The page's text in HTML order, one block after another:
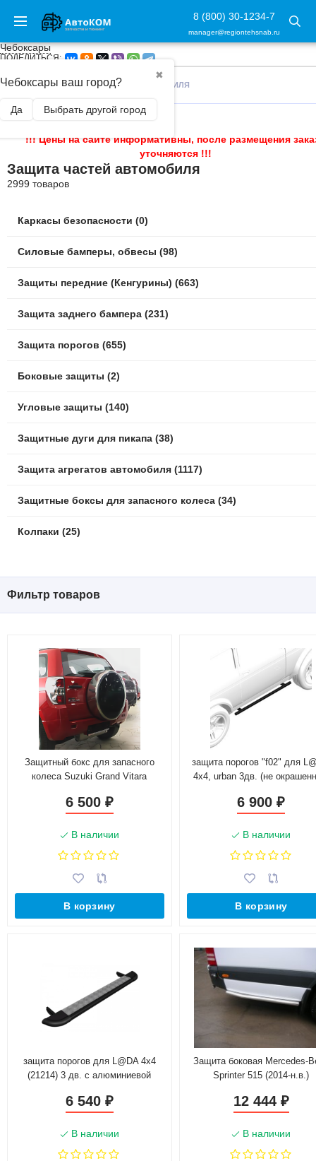
8 (800) 30-1234-7
manager@regiontehsnab.ru
Чебоксары
✖
Чебоксары ваш город?
Да Выбрать другой город
ПОДЕЛИТЬСЯ:
ГЛАВНАЯ / ЗАЩИТА ЧАСТЕЙ АВТОМОБИЛЯ
!!! Цены на сайте информативны, после размещения
уточняются !!!
Защита частей автомобиля
2999 товаров
Каркасы безопасности (0)
Силовые бамперы, обвесы (98)
Защиты передние (Кенгурины) (663)
Защита заднего бампера (231)
Защита порогов (655)
Боковые защиты (2)
Угловые защиты (140)
Защитные дуги для пикапа (38)
Защита агрегатов автомобиля (1117)
Защитные боксы для запасного колеса (34)
Колпаки (25)
Фильтр товаров
Защитный бокс для запасного
колеса Suzuki Grand Vitara
6 500 ₽
В наличии
В корзину
защита порогов "f02" для
4x4, urban 3дв. (не
6 900₽
В наличии
В корзину
защита порогов для L@DA 4x4
(21214) 3 дв. с алюминиевой
6 540 ₽
В наличии
Защита боковая Mercedes-
Sprinter 515 (2014-н.в.)
12 444 ₽
В наличии